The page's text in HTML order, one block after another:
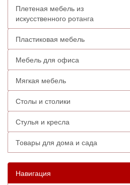
Плетеная мебель из
искусственного ротанга
Пластиковая мебель
Мебель для офиса
Мягкая мебель
Столы и столики
Стулья и кресла
Товары для дома и сада
Навигация